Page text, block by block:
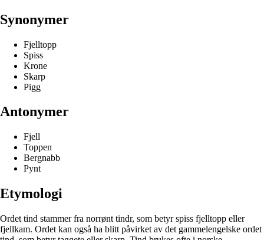
Synonymer
Fjelltopp
Spiss
Krone
Skarp
Pigg
Antonymer
Fjell
Toppen
Bergnabb
Pynt
Etymologi
Ordet tind stammer fra norrønt tindr, som betyr spiss fjelltopp eller
fjellkam. Ordet kan også ha blitt påvirket av det gammelengelske ordet